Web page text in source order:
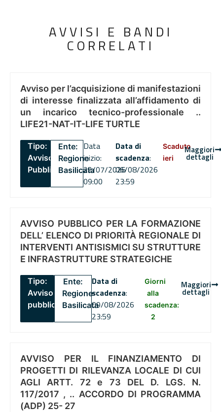
AVVISI E BANDI
CORRELATI
Avviso per l’acquisizione di manifestazioni
di interesse finalizzata all’affidamento di
un incarico tecnico-professionale ..
LIFE21-NAT-IT-LIFE TURTLE
Tipo:
Avviso
Pubblico
Ente:
Regione
Basilicata
Data
inizio:
22/07/2026
09:00
Data di
scadenza:
06/08/2026
23:59
Scaduto
ieri
Maggiori
dettagli
AVVISO PUBBLICO PER LA FORMAZIONE
DELL’ ELENCO DI PRIORITÀ REGIONALE DI
INTERVENTI ANTISISMICI SU STRUTTURE
E INFRASTRUTTURE STRATEGICHE
Tipo:
Avviso
pubblico
Ente:
Regione
Basilicata
Data di
scadenza:
09/08/2026
23:59
Giorni
alla
scadenza:
2
Maggiori
dettagli
AVVISO PER IL FINANZIAMENTO DI
PROGETTI DI RILEVANZA LOCALE DI CUI
AGLI ARTT. 72 e 73 DEL D. LGS. N.
117/2017 , .. ACCORDO DI PROGRAMMA
(ADP) 25- 27